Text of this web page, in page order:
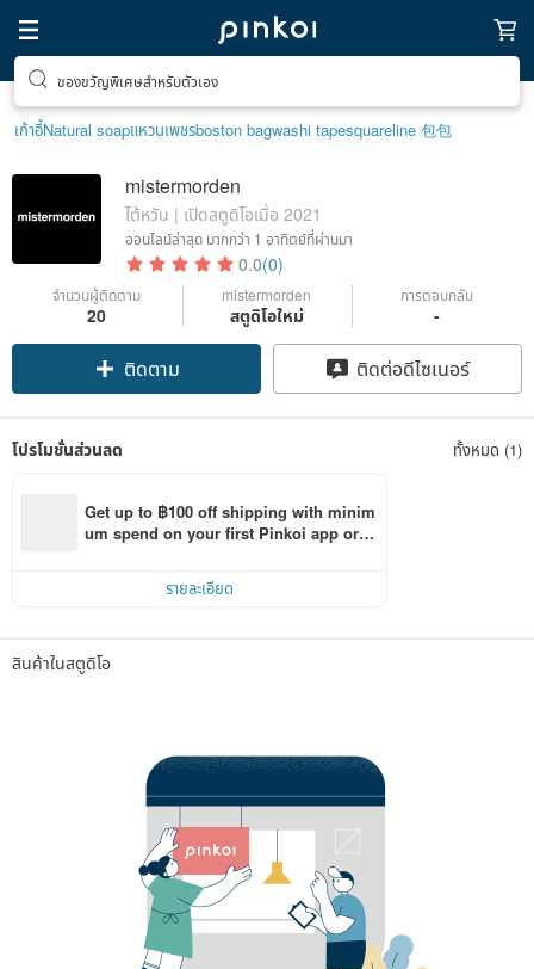
ของขวัญพิเศษสำหรับตัวเอง
เก้าอี้Natural soapแหวนเพชรboston bagwashi tapesquareline 包包
mistermorden
ไต้หวัน | เปิดสตูดิโอเมื่อ 2021
ออนไลน์ล่าสุด มากกว่า 1 อาทิตย์ที่ผ่านมา
0.0(0)
จำนวนผู้ติดตาม
20
mistermorden
สตูดิโอใหม่
การตอบกลับ
-
ติดตาม ติดต่อดีไซเนอร์
โปรโมชั่นส่วนลด ทั้งหมด (1)
Get up to ฿100 off shipping with minim
um spend on your first Pinkoi app orde
รายละเอียด
สินค้าในสตูดิโอ